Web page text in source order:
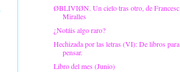
ØBLIVIØN. Un cielo tras otro, de Francesc
Miralles
¿Notáis algo raro?
Hechizada por las letras (VI): De libros para
pensar.
Libro del mes (Junio)